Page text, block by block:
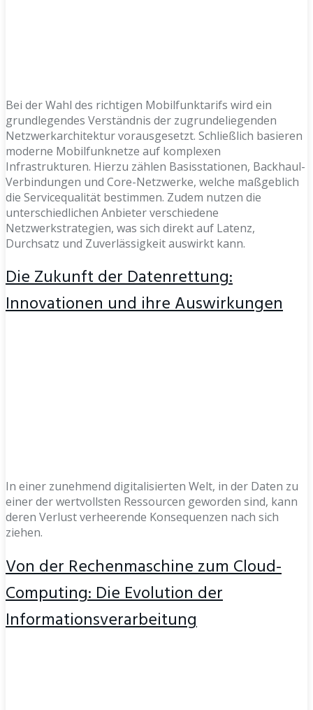
Bei der Wahl des richtigen Mobilfunktarifs wird ein
grundlegendes Verständnis der zugrundeliegenden
Netzwerkarchitektur vorausgesetzt. Schließlich basieren
moderne Mobilfunknetze auf komplexen
Infrastrukturen. Hierzu zählen Basisstationen, Backhaul-
Verbindungen und Core-Netzwerke, welche maßgeblich
die Servicequalität bestimmen. Zudem nutzen die
unterschiedlichen Anbieter verschiedene
Netzwerkstrategien, was sich direkt auf Latenz,
Durchsatz und Zuverlässigkeit auswirkt kann.
Die Zukunft der Datenrettung:
Innovationen und ihre Auswirkungen
In einer zunehmend digitalisierten Welt, in der Daten zu
einer der wertvollsten Ressourcen geworden sind, kann
deren Verlust verheerende Konsequenzen nach sich
ziehen.
Von der Rechenmaschine zum Cloud-
Computing: Die Evolution der
Informationsverarbeitung